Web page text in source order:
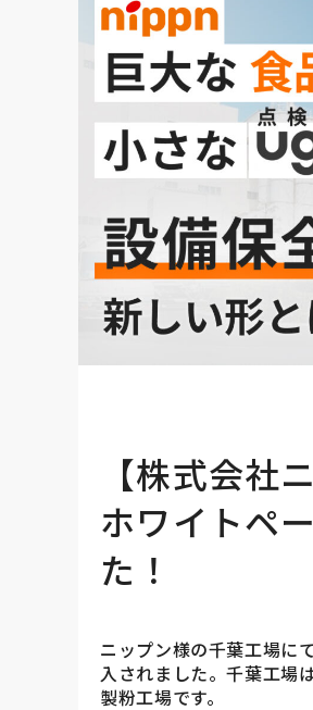
【株式会社
ホワイトペ
た！
ニップン様の千葉工場に
入されました。千葉工場
製粉工場です。